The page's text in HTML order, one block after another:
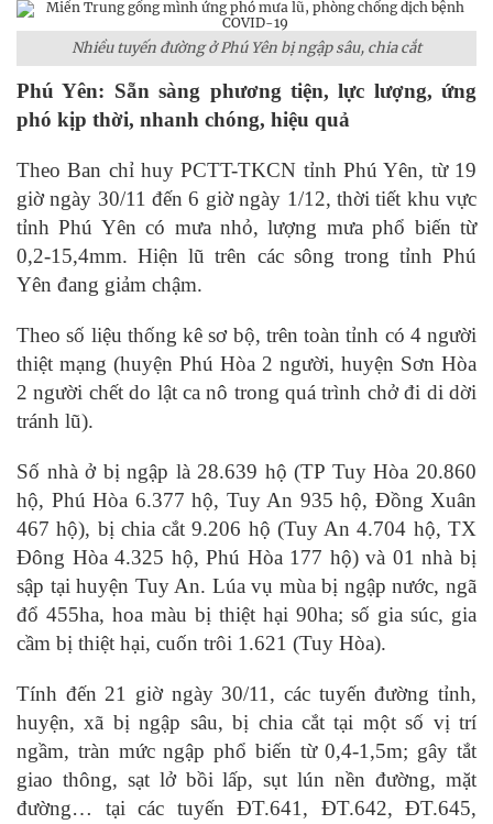
Nhiều tuyến đường ở Phú Yên bị ngập sâu, chia cắt
Phú Yên: Sẵn sàng phương tiện, lực lượng, ứng
phó kịp thời, nhanh chóng, hiệu quả
Theo Ban chỉ huy PCTT-TKCN tỉnh Phú Yên, từ 19
giờ ngày 30/11 đến 6 giờ ngày 1/12, thời tiết khu vực
tỉnh Phú Yên có mưa nhỏ, lượng mưa phổ biến từ
0,2-15,4mm. Hiện lũ trên các sông trong tỉnh Phú
Yên đang giảm chậm.
Theo số liệu thống kê sơ bộ, trên toàn tỉnh có 4 người
thiệt mạng (huyện Phú Hòa 2 người, huyện Sơn Hòa
2 người chết do lật ca nô trong quá trình chở đi di dời
tránh lũ).
Số nhà ở bị ngập là 28.639 hộ (TP Tuy Hòa 20.860
hộ, Phú Hòa 6.377 hộ, Tuy An 935 hộ, Đồng Xuân
467 hộ), bị chia cắt 9.206 hộ (Tuy An 4.704 hộ, TX
Đông Hòa 4.325 hộ, Phú Hòa 177 hộ) và 01 nhà bị
sập tại huyện Tuy An. Lúa vụ mùa bị ngập nước, ngã
đổ 455ha, hoa màu bị thiệt hại 90ha; số gia súc, gia
cầm bị thiệt hại, cuốn trôi 1.621 (Tuy Hòa).
Tính đến 21 giờ ngày 30/11, các tuyến đường tỉnh,
huyện, xã bị ngập sâu, bị chia cắt tại một số vị trí
ngầm, tràn mức ngập phổ biến từ 0,4-1,5m; gây tắt
giao thông, sạt lở bồi lấp, sụt lún nền đường, mặt
đường… tại các tuyến ĐT.641, ĐT.642, ĐT.645,